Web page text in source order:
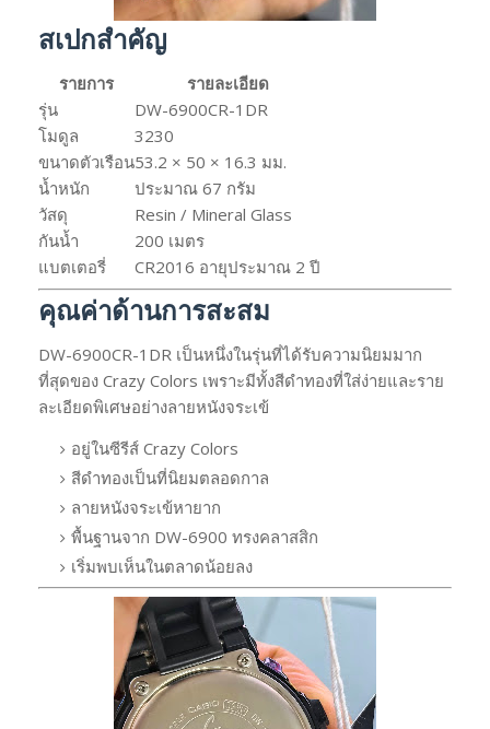
สเปกสำคัญ
รายการ
รายละเอียด
รุ่น
DW-6900CR-1DR
โมดูล
3230
ขนาดตัวเรือน53.2 × 50 × 16.3 มม.
น้ำหนัก
ประมาณ 67 กรัม
วัสดุ
Resin / Mineral Glass
กันน้ำ
200 เมตร
แบตเตอรี่
CR2016 อายุประมาณ 2 ปี
คุณค่าด้านการสะสม
DW-6900CR-1DR เป็นหนึ่งในรุ่นที่ได้รับความนิยมมาก
ที่สุดของ Crazy Colors เพราะมีทั้งสีดำทองที่ใส่ง่ายและราย
ละเอียดพิเศษอย่างลายหนังจระเข้
อยู่ในซีรีส์ Crazy Colors
สีดำทองเป็นที่นิยมตลอดกาล
ลายหนังจระเข้หายาก
พื้นฐานจาก DW-6900 ทรงคลาสสิก
เริ่มพบเห็นในตลาดน้อยลง